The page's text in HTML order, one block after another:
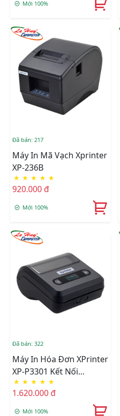
Mới 100%
Đã bán: 217
Máy In Mã Vạch Xprinter
XP-236B
★ ★ ★ ★ ★
920.000 đ
Mới 100%
Đã bán: 322
Máy In Hóa Đơn XPrinter
XP-P3301 Kết Nối
USB/Bluetooth
★ ★ ★ ★ ★
1.620.000 đ
Mới 100%